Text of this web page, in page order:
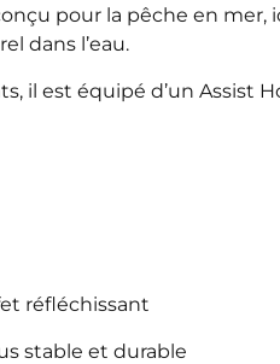
pour la pêche en
dans l’eau.
il est équipé d’un Assist
réfléchissant
stable et durable